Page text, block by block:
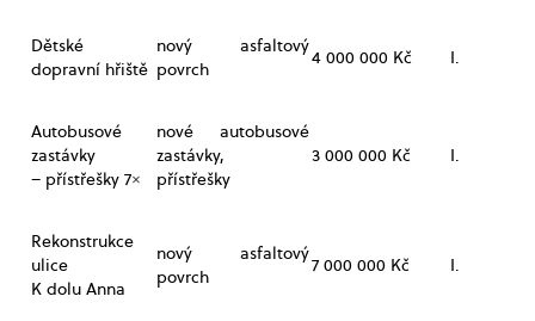
Dětské
dopravní hřiště
nový asfaltový
povrch
4 000 000 Kč I.
Autobusové
zastávky
– přístřešky 7×
nové autobusové
zastávky,
přístřešky
3 000 000 Kč I.
Rekonstrukce
ulice
K dolu Anna
nový asfaltový
povrch
7 000 000 Kč I.